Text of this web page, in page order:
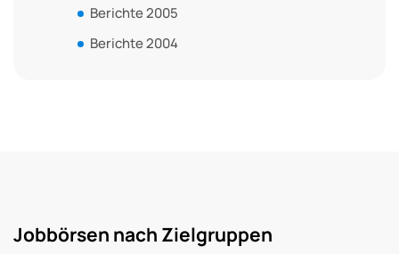
Berichte 2005
Berichte 2004
Jobbörsen nach Zielgruppen